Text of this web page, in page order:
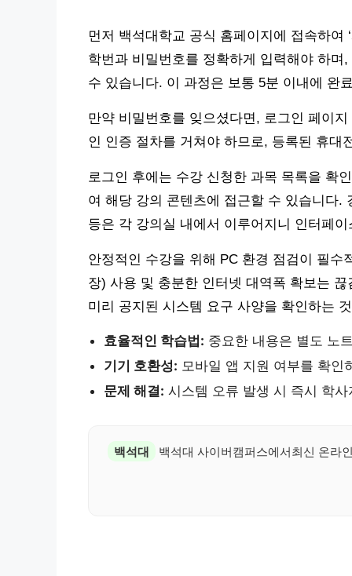
먼저 백석대학교 공식 홈페이지에 접속하여
학번과 비밀번호를 정확하게 입력해야 하
수 있습니다. 이 과정은 보통 5분 이내에 완
만약 비밀번호를 잊으셨다면, 로그인 페이
인 인증 절차를 거쳐야 하므로, 등록된 휴대
로그인 후에는 수강 신청한 과목 목록을 확
여 해당 강의 콘텐츠에 접근할 수 있습니다.
등은 각 강의실 내에서 이루어지니 인터페
안정적인 수강을 위해 PC 환경 점검이 필수
장) 사용 및 충분한 인터넷 대역폭 확보는
미리 공지된 시스템 요구 사양을 확인하는
효율적인 학습법: 중요한 내용은 별도 노
기기 호환성: 모바일 앱 지원 여부를 확인
문제 해결: 시스템 오류 발생 시 즉시 학
백석대 백석대 사이버캠퍼스에서최신 온라